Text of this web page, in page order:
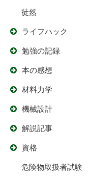
徒然
ライフハック
勉強の記録
本の感想
材料力学
機械設計
解説記事
資格
危険物取扱者試験